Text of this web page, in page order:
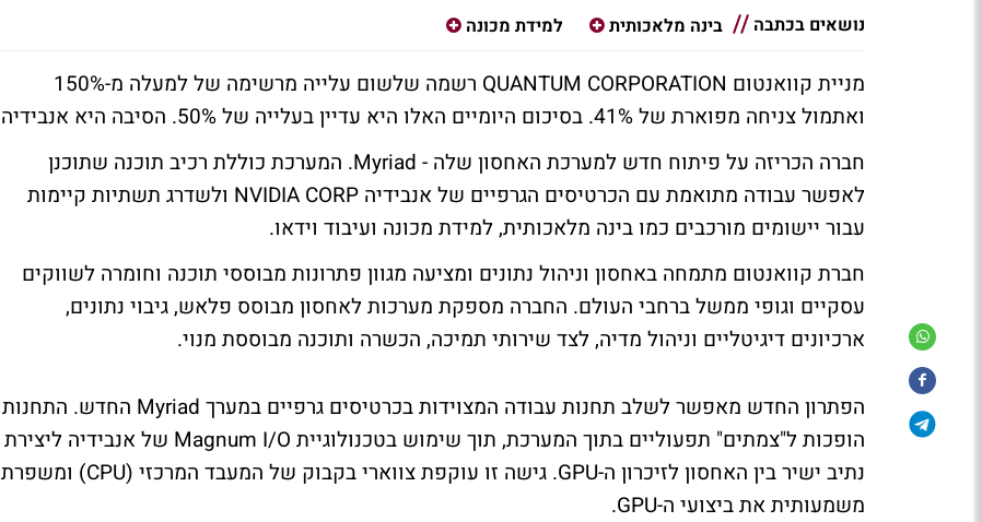
נושאים בכתבה
בינה מלאכותית למידת מכונה
מניית קוואנטום QUANTUM CORPORATION רשמה שלשום עלייה מרשימה של למעלה מ-150%
ואתמול צניחה מפוארת של 41%. בסיכום היומיים האלו היא עדיין בעלייה של 50%. הסיבה היא אנבידיה.
חברה הכריזה על פיתוח חדש למערכת האחסון שלה - Myriad. המערכת כוללת רכיב תוכנה שתוכנן
לאפשר עבודה מתואמת עם הכרטיסים הגרפיים של אנבידיה NVIDIA CORP ולשדרג תשתיות קיימות
עבור יישומים מורכבים כמו בינה מלאכותית, למידת מכונה ועיבוד וידאו.
חברת קוואנטום מתמחה באחסון וניהול נתונים ומציעה מגוון פתרונות מבוססי תוכנה וחומרה לשווקים
עסקיים וגופי ממשל ברחבי העולם. החברה מספקת מערכות לאחסון מבוסס פלאש, גיבוי נתונים,
ארכיונים דיגיטליים וניהול מדיה, לצד שירותי תמיכה, הכשרה ותוכנה מבוססת מנוי.
הפתרון החדש מאפשר לשלב תחנות עבודה המצוידות בכרטיסים גרפיים במערך Myriad החדש. התחנות
הופכות ל"צמתים" תפעוליים בתוך המערכת, תוך שימוש בטכנולוגיית Magnum I/O של אנבידיה ליצירת
נתיב ישיר בין האחסון לזיכרון ה-GPU. גישה זו עוקפת צווארי בקבוק של המעבד המרכזי (CPU) ומשפרת
משמעותית את ביצועי ה-GPU.